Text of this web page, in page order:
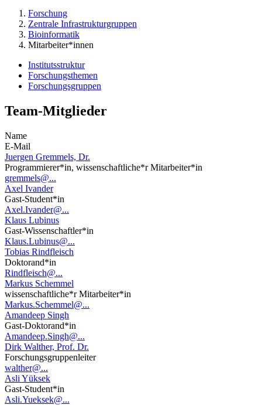
Forschung
Zentrale Infrastrukturgruppen
Bioinformatik
Mitarbeiter*innen
Institutsstruktur
Forschungsthemen
Forschungsgruppen
Team-Mitglieder
Name
E-Mail
Juergen Gremmels, Dr.
Programmierer*in, wissenschaftliche*r Mitarbeiter*in
gremmels@...
Axel Ivander
Gast-Student*in
Axel.Ivander@...
Klaus Lubinus
Gast-Wissenschaftler*in
Klaus.Lubinus@...
Tobias Rindfleisch
Doktorand*in
Rindfleisch@...
Markus Schemmel
wissenschaftliche*r Mitarbeiter*in
Markus.Schemmel@...
Amandeep Singh
Gast-Doktorand*in
Amandeep.Singh@...
Dirk Walther, Prof. Dr.
Forschungsgruppenleiter
walther@...
Asli Yüksek
Gast-Student*in
Asli.Yueksek@...